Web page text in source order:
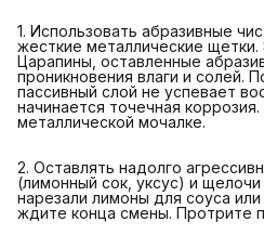
1. Использовать абразивные
жесткие металлические
Царапины, оставленные
проникновения влаги и солей.
пассивный слой не успевает
начинается точечная
металлической мочалке.
2. Оставлять надолго
(лимонный сок, уксус) и
нарезали лимоны для соуса
ждите конца смены. Протрите